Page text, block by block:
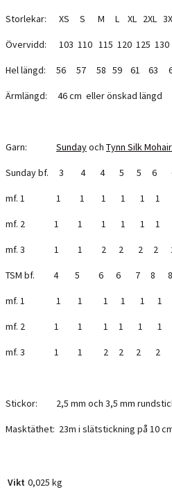
Storlekar: XS S M L XL 2XL 3XL
Övervidd: 103 110 115 120 125
Hel längd: 56 57 58 59 61 63
Ärmlängd: 46 cm eller önskad längd
Garn: Sundayoch Tynn Silk Mohair
Sunday bf. 3 4 4 5 5 6
mf. 1 1 1 1 1 1 1 1
mf. 2 1 1 1 1 1 1 1
mf. 3 1 1 2 2 2 2 2
TSM bf. 4 5 6 6 7 8 8
mf. 1 1 1 1 1 1 1 2
mf. 2 1 1 1 1 1 1 2
mf. 3 1 1 2 2 2 2 2
Stickor: 2,5 mm och 3,5 mm
Masktäthet: 23m i slätstickning på 10
Vikt 0,025 kg